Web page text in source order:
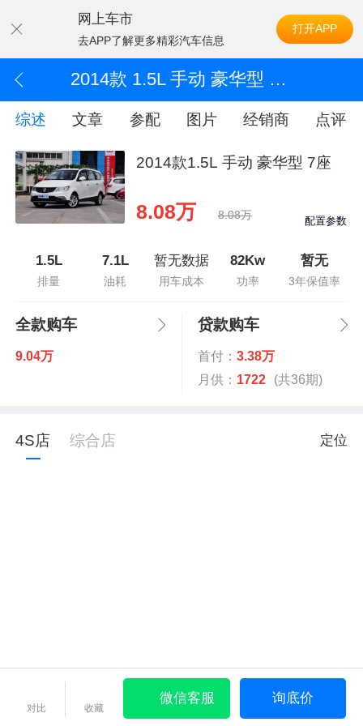
网上车市
去APP了解更多精彩汽车信息
打开APP
2014款 1.5L 手动 豪华型 7座
综述 文章 参配 图片 经销商 点评
2014款1.5L 手动 豪华型 7座
8.08万 8.08万 配置参数
1.5L
排量
7.1L
油耗
暂无数据
用车成本
82Kw
功率
暂无
3年保值率
全款购车
9.04万
贷款购车
首付： 3.38万
月供： 1722 (共36期)
4S店 综合店 定位
对比 收藏
微信客服 询底价